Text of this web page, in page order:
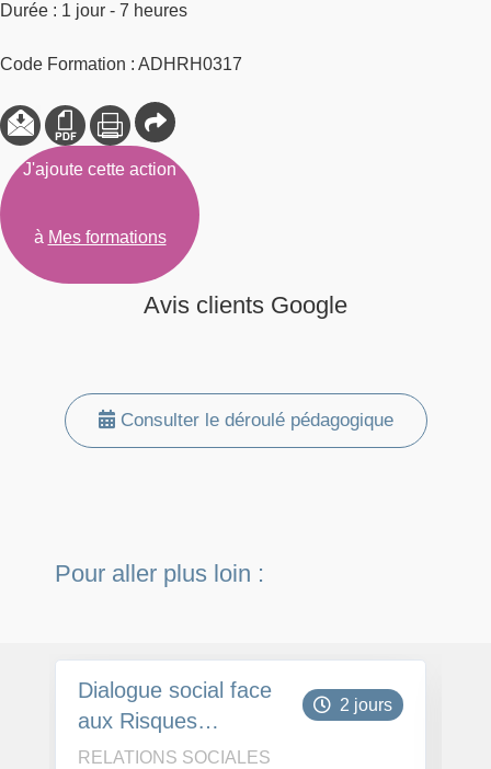
Durée : 1 jour - 7 heures
Code Formation : ADHRH0317
J'ajoute cette action
à Mes formations
Avis clients Google
Consulter le déroulé pédagogique
Pour aller plus loin :
Dialogue social face
aux Risques
Psychosociaux
2 jours
RELATIONS SOCIALES